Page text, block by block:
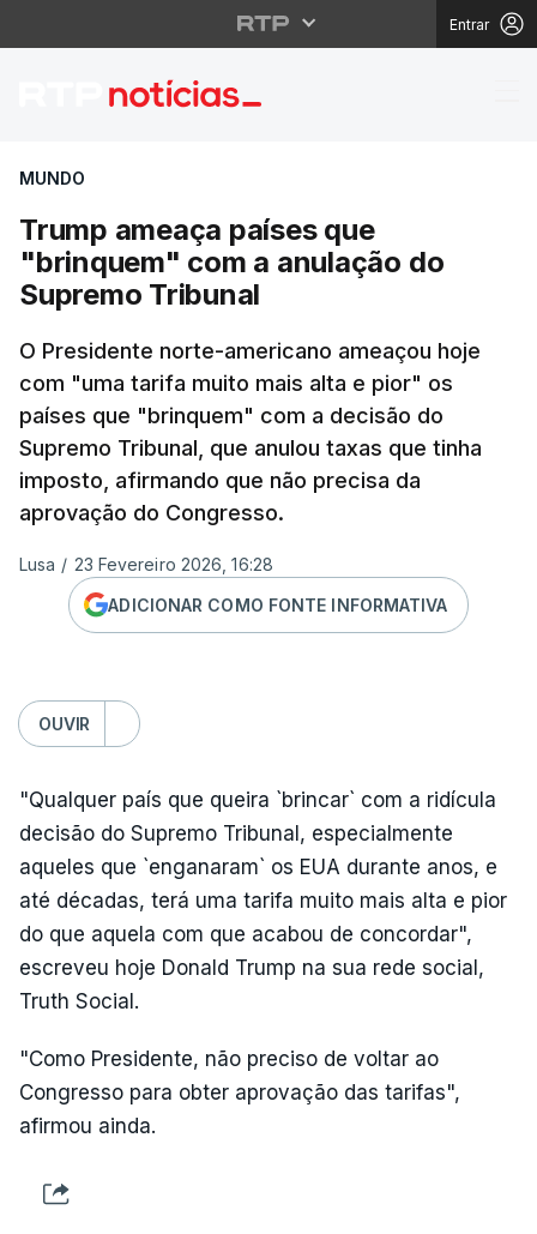
Entrar
Trump ameaça
MUNDO
Trump ameaça países que
"brinquem" com a anulação do
Supremo Tribunal
O Presidente norte-americano ameaçou hoje
com "uma tarifa muito mais alta e pior" os
países que "brinquem" com a decisão do
Supremo Tribunal, que anulou taxas que tinha
imposto, afirmando que não precisa da
aprovação do Congresso.
Lusa / 23 Fevereiro 2026, 16:28
ADICIONAR COMO FONTE INFORMATIVA
OUVIR
"Qualquer país que queira `brincar` com a ridícula
decisão do Supremo Tribunal, especialmente
aqueles que `enganaram` os EUA durante anos, e
até décadas, terá uma tarifa muito mais alta e pior
do que aquela com que acabou de concordar",
escreveu hoje Donald Trump na sua rede social,
Truth Social.
"Como Presidente, não preciso de voltar ao
Congresso para obter aprovação das tarifas",
afirmou ainda.